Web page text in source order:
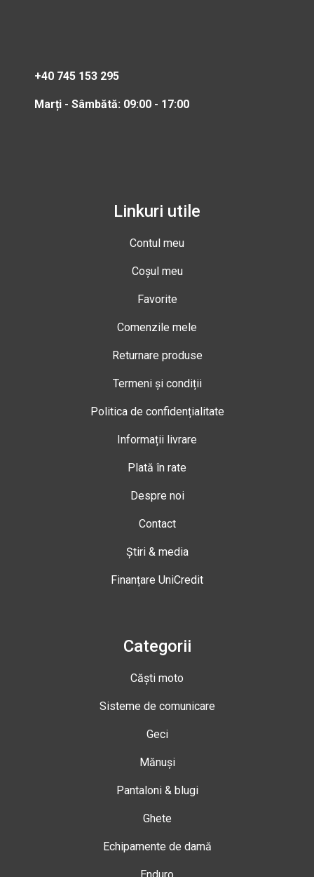
+40 745 153 295
Marți - Sâmbătă: 09:00 - 17:00
Linkuri utile
Contul meu
Coșul meu
Favorite
Comenzile mele
Returnare produse
Termeni și condiții
Politica de confidențialitate
Informații livrare
Plată în rate
Despre noi
Contact
Știri & media
Finanțare UniCredit
Categorii
Căști moto
Sisteme de comunicare
Geci
Mănuși
Pantaloni & blugi
Ghete
Echipamente de damă